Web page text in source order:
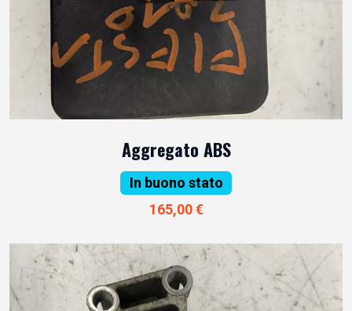
Aggregato ABS
In buono stato
165,00 €